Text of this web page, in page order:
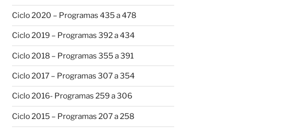
Ciclo 2020 – Programas 435 a 478
Ciclo 2019 – Programas 392 a 434
Ciclo 2018 – Programas 355 a 391
Ciclo 2017 – Programas 307 a 354
Ciclo 2016- Programas 259 a 306
Ciclo 2015 – Programas 207 a 258